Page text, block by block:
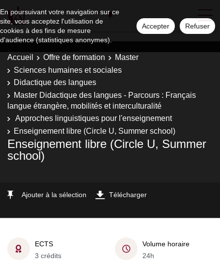
En poursuivant votre navigation sur ce
site, vous acceptez l'utilisation de
cookies à des fins de mesure
d'audience (statistiques anonymes).
Accepter Refuser
Accueil Offre de formation
Master
Sciences humaines et sociales
Didactique des langues
Master Didactique des langues - Parcours : Français
langue étrangère, mobilités et interculturalité
Approches linguistiques pour l'enseignement
Enseignement libre (Circle U, Summer school)
Enseignement libre (Circle U, Summer
school)
Ajouter à la sélection Télécharger
ECTS
3 crédits
Volume horaire
24h